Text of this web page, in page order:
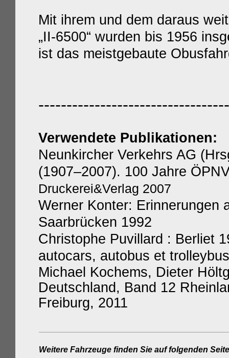
Mit ihrem und dem daraus
„II-6500“ wurden bis 1956
ist das meistgebaute
Verwendete Publikationen:
Neunkircher Verkehrs AG
(1907–2007). 100 Jahre
Druckerei&Verlag 2007
Werner Konter: Erinnerungen
Saarbrücken 1992
Christophe Puvillard : Berliet
autocars, autobus et
Michael Kochems, Dieter
Deutschland, Band 12
Freiburg, 2011
Weitere Fahrzeuge finden Sie auf folgenden